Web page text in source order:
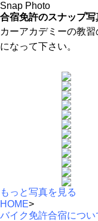
Snap Photo
合宿免許のスナップ写
カーアカデミーの教
になって下さい。
もっと写真を見る
HOME>
バイク免許合宿につい